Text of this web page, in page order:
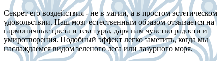
Секрет его воздействия - не в магии, а в простом эстетическом
удовольствии. Наш мозг естественным образом отзывается на
гармоничные цвета и текстуры, даря нам чувство радости и
умиротворения. Подобный эффект легко заметить, когда мы
наслаждаемся видом зеленого леса или лазурного моря.